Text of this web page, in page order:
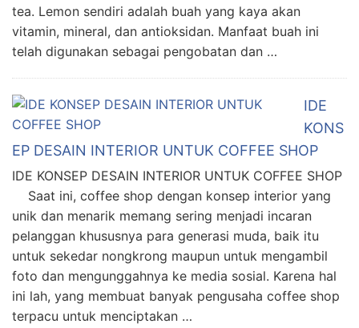
tea. Lemon sendiri adalah buah yang kaya akan
vitamin, mineral, dan antioksidan. Manfaat buah ini
telah digunakan sebagai pengobatan dan …
IDE
KONS
EP DESAIN INTERIOR UNTUK COFFEE SHOP
IDE KONSEP DESAIN INTERIOR UNTUK COFFEE SHOP
Saat ini, coffee shop dengan konsep interior yang
unik dan menarik memang sering menjadi incaran
pelanggan khususnya para generasi muda, baik itu
untuk sekedar nongkrong maupun untuk mengambil
foto dan mengunggahnya ke media sosial. Karena hal
ini lah, yang membuat banyak pengusaha coffee shop
terpacu untuk menciptakan …